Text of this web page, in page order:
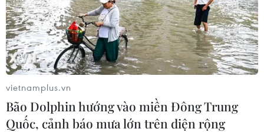
vietnamplus.vn
Bão Dolphin hướng vào miền Đông Trung
Quốc, cảnh báo mưa lớn trên diện rộng